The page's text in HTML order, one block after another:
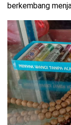
berkembang